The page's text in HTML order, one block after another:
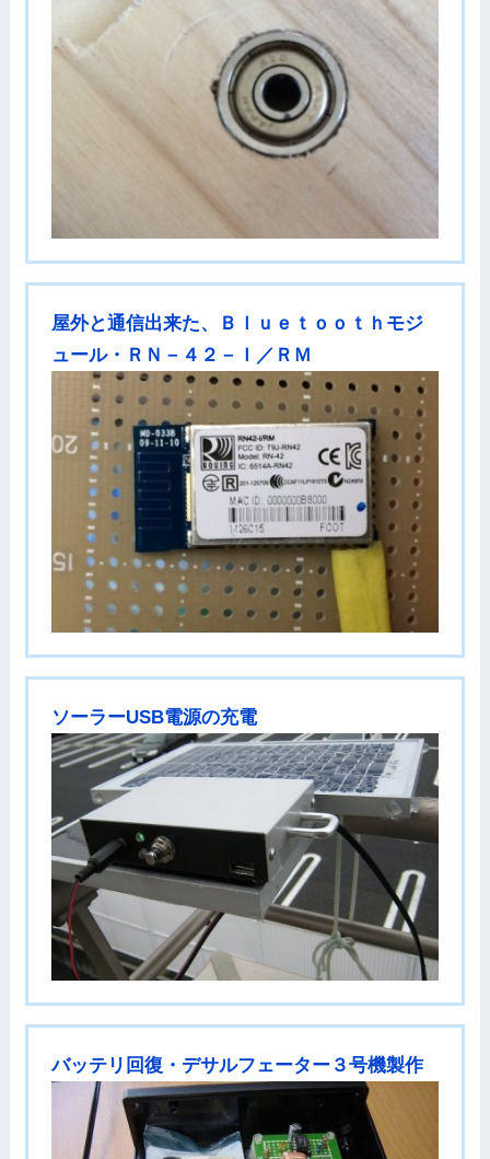
屋外と通信出来た、Ｂｌｕｅｔｏｏｔｈモジ
ュール・ＲＮ－４２－Ｉ／ＲＭ
ソーラーUSB電源の充電
バッテリ回復・デサルフェーター３号機製作